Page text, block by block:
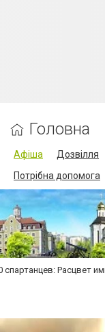
Головна
Афіша Дозвілля
Потрібна допомога
спартанцев: Расцвет